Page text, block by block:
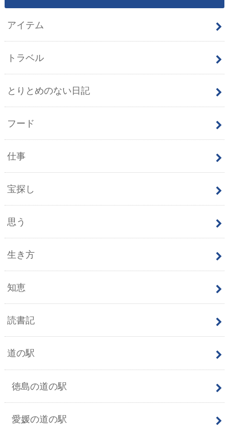
アイテム
トラベル
とりとめのない日記
フード
仕事
宝探し
思う
生き方
知恵
読書記
道の駅
徳島の道の駅
愛媛の道の駅